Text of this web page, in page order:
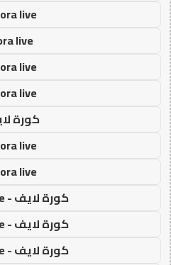
live
live
live
live
كورة
live
live
كورة لايف - koora live
كورة لايف - koora live
كورة لايف - koora live